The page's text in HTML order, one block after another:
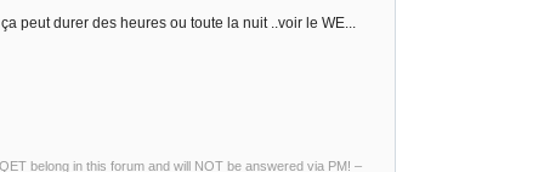
peut durer des heures ou toute la nuit ..voir le WE...
belong in this forum and will NOT be answered via PM! –